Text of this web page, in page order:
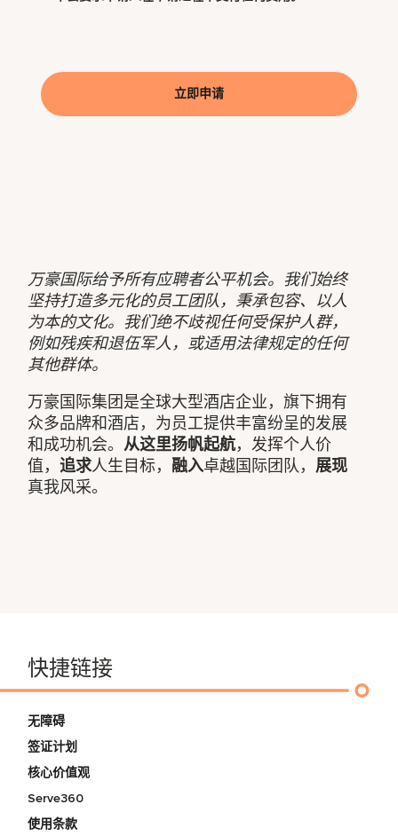
万豪国际给予所有应聘者公平机会。我们始终
坚持打造多元化的员工团队，秉承包容、以人
为本的文化。我们绝不歧视任何受保护人群，
例如残疾和退伍军人，或适用法律规定的任何
其他群体。
万豪国际集团是全球大型酒店企业，旗下拥有
众多品牌和酒店，为员工提供丰富纷呈的发展
和成功机会。从这里扬帆起航，发挥个人价
值，追求人生目标， 融入卓越国际团队， 展现
真我风采。
立即申请
快捷链接
无障碍
签证计划
核心价值观
Serve360
使用条款